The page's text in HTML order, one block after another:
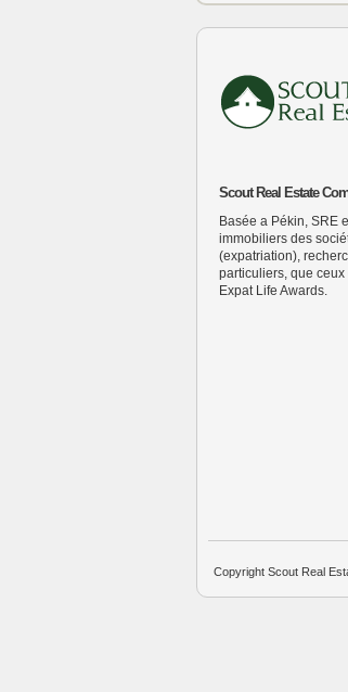
Scout Real Estate
Basée a Pékin, SRE
immobiliers des
(expatriation),
particuliers, que ceux
Expat Life Awards.
Copyright Scout Real